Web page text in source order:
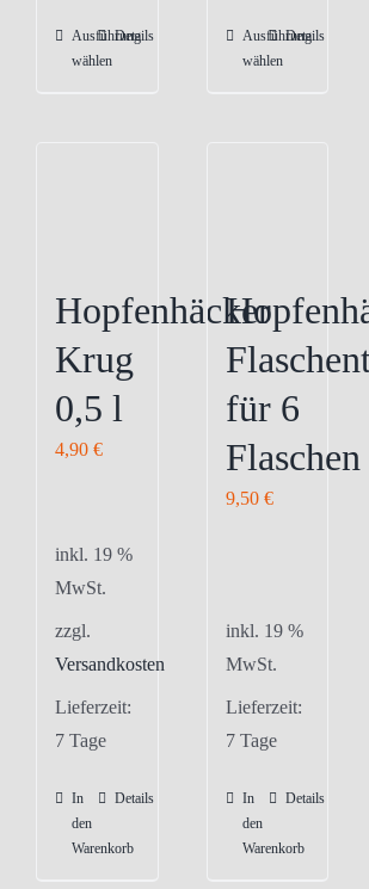
Ausführung
wählen
Dieses
Produkt
können
der
Produktseite
gewählt
Details
Ausführung
wählen
Dieses
Produkt
können
der
Produktseite
gewählt
werden
Details
Hopfenhäcker
Krug
0,5 l
4,90 €
inkl. 19 %
MwSt.
zzgl.
Versandkosten
Lieferzeit:
7 Tage
In
den
Warenkorb
Details
für 6
Flaschen
9,50 €
inkl. 19 %
MwSt.
Lieferzeit:
7 Tage
In
den
Warenkorb
Details